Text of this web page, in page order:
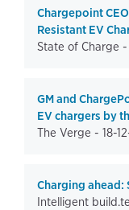
Chargepoint
Resistant EV
State of Charge -
GM and
EV chargers by
The Verge - 18-
Charging ahead:
Intelligent